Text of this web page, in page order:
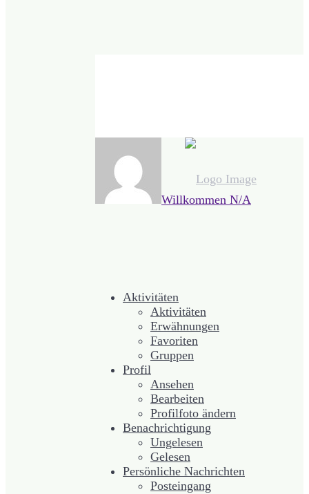
Willkommen N/A
Aktivitäten
Aktivitäten
Erwähnungen
Favoriten
Gruppen
Profil
Ansehen
Bearbeiten
Profilfoto ändern
Benachrichtigung
Ungelesen
Gelesen
Persönliche Nachrichten
Posteingang